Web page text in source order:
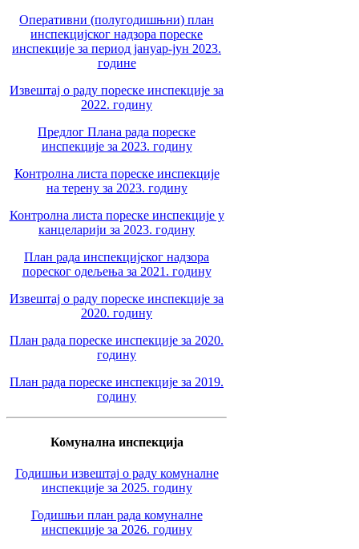
Оперативни (полугодишњни) план
инспекцијског надзора пореске
инспекције за период јануар-јун 2023.
године
Извештај о раду пореске инспекције за
2022. годину
Предлог Плана рада пореске
инспекције за 2023. годину
Контролна листа пореске инспекције
на терену за 2023. годину
Контролна листа пореске инспекције у
канцеларији за 2023. годину
План рада инспекцијског надзора
пореског одељења за 2021. годину
Извештај о раду пореске инспекције за
2020. годину
План рада пореске инспекције за 2020.
годину
План рада пореске инспекције за 2019.
годину
Комунална инспекција
Годишњи извештај о раду комуналне
инспекције за 2025. годину
Годишњи план рада комуналне
инспекције за 2026. годину